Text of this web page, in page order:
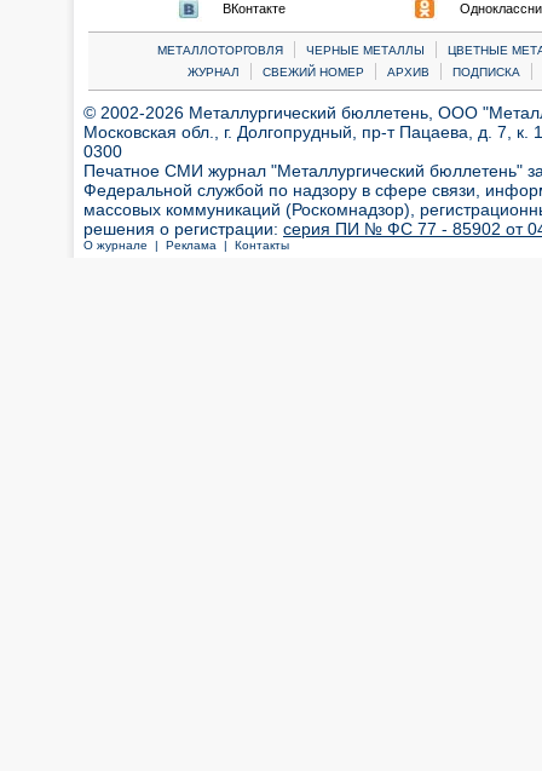
ВКонтакте
МЕТАЛЛОТОРГОВЛЯ | ЧЕРНЫЕ МЕТАЛЛЫ |
ЦВЕТНЫЕ
ЖУРНАЛ
| СВЕЖИЙ НОМЕР | АРХИВ | ПОДПИСКА |
© 2002-2026 Металлургический бюллетень, ООО
Московская обл., г. Долгопрудный, пр-т Пацаева, д. 7,
0300
Печатное СМИ журнал "Металлургический бюллетень"
Федеральной службой по надзору в сфере связи,
массовых коммуникаций (Роскомнадзор),
решения о регистрации: серия ПИ № ФС 77 - 85902 от 04
О журнале | Реклама | Контакты